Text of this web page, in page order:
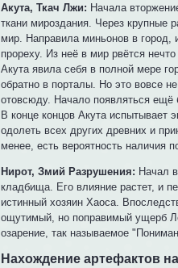
Акута, Ткач Лжи: Начала
ткани мироздания. Через крупные
мир. Направила миньонов в город,
прореху. Из неё в мир рвётся
Акута явила себя в полной мере
обратно в порталы. Но это вовсе
отовсюду. Начало появляться
В конце концов Акута испытывает
одолеть всех других древних и
менее, есть вероятность наличия
Нирот, Змий Разрушения: Начал
кладбища. Его влияние растет, и
истинный хозяин Хаоса.
ощутимый, но поправимый ущерб
озарение, так называемое
Нахождение артефактов